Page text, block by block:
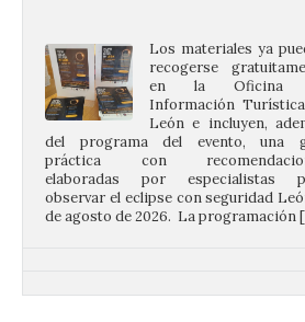
Información
León e incluyen,
del programa del evento, una
práctica con
elaboradas por especialistas
observar el eclipse con seguridad
de agosto de 2026. La programación
Peregrinación”, en